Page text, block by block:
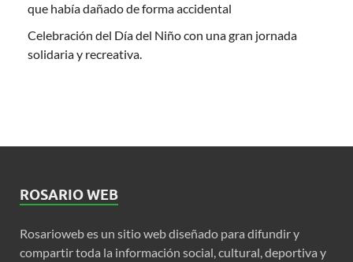
que había dañado de forma accidental
Celebración del Día del Niño con una gran jornada
solidaria y recreativa.
ROSARIO WEB
Rosarioweb es un sitio web diseñado para difundir y
compartir toda la información social, cultural, deportiva y